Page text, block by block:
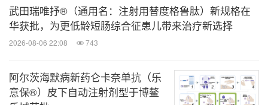
武田瑞唯抒®（通用名：注射用替度格鲁肽）新规格在
华获批，为更低龄短肠综合征患儿带来治疗新选择
2026-08-06 22:08 743
阿尔茨海默病新药仑卡奈单抗（乐
意保®）皮下自动注射剂型于博鳌